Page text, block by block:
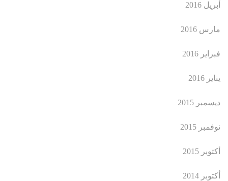
أبريل 2016
مارس 2016
فبراير 2016
يناير 2016
ديسمبر 2015
نوفمبر 2015
أكتوبر 2015
أكتوبر 2014